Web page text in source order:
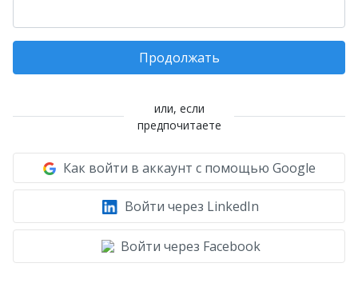
Продолжать
или, если
предпочитаете
Как войти в аккаунт с помощью Google
Войти через LinkedIn
Войти через Facebook